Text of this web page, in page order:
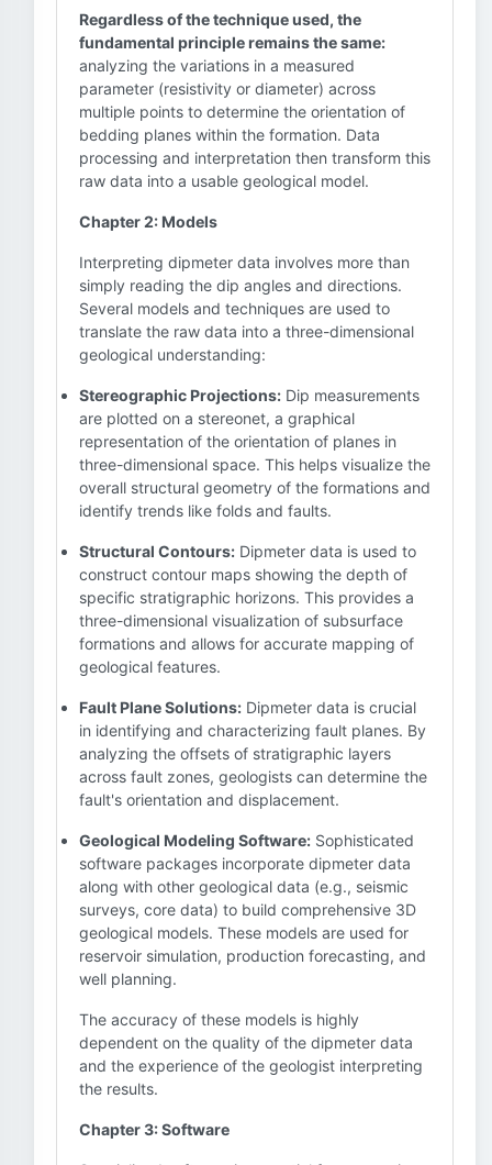
Regardless of the technique used, the
fundamental principle remains the same:
analyzing the variations in a measured
parameter (resistivity or diameter) across
multiple points to determine the orientation of
bedding planes within the formation. Data
processing and interpretation then transform this
raw data into a usable geological model.
Chapter 2: Models
Interpreting dipmeter data involves more than
simply reading the dip angles and directions.
Several models and techniques are used to
translate the raw data into a three-dimensional
geological understanding:
Stereographic Projections: Dip measurements
are plotted on a stereonet, a graphical
representation of the orientation of planes in
three-dimensional space. This helps visualize the
overall structural geometry of the formations and
identify trends like folds and faults.
Structural Contours: Dipmeter data is used to
construct contour maps showing the depth of
specific stratigraphic horizons. This provides a
three-dimensional visualization of subsurface
formations and allows for accurate mapping of
geological features.
Fault Plane Solutions: Dipmeter data is crucial
in identifying and characterizing fault planes. By
analyzing the offsets of stratigraphic layers
across fault zones, geologists can determine the
fault's orientation and displacement.
Geological Modeling Software: Sophisticated
software packages incorporate dipmeter data
along with other geological data (e.g., seismic
surveys, core data) to build comprehensive 3D
geological models. These models are used for
reservoir simulation, production forecasting, and
well planning.
The accuracy of these models is highly
dependent on the quality of the dipmeter data
and the experience of the geologist interpreting
the results.
Chapter 3: Software